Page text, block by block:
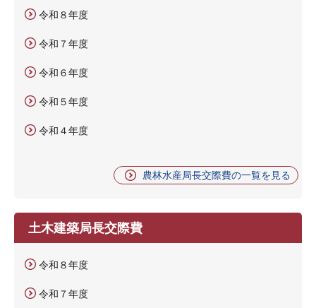
令和８年度
令和７年度
令和６年度
令和５年度
令和４年度
農林水産局長交際費の一覧を見る
土木建築局長交際費
令和８年度
令和７年度